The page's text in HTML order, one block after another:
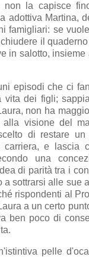
non la capisce
adottiva Martina,
famigliari: se
il
in salotto, insieme
episodi che ci
dei figli;
non ha
visione del
di restare
carriera, e lascia
una
di parità tra i
a sottrarsi alle sue
rispondenti al
a un certo
ben poco di
pelle